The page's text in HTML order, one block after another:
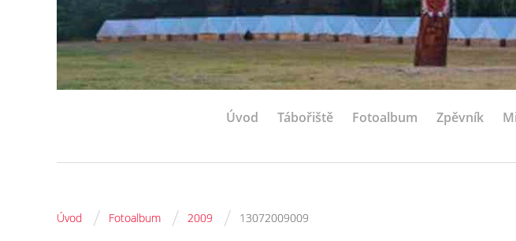
Úvod Tábořiště Fotoalbum Zpěvník
Úvod / Fotoalbum / 2009 / 13072009009